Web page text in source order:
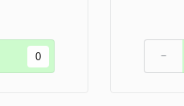
−